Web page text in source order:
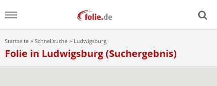
Menu
Home
Startseite Schnellsuche Ludwigsburg
Folie in Ludwigsburg (Suchergebnis)